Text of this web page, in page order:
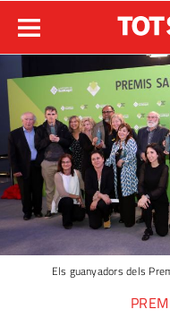
Els guanyadors dels